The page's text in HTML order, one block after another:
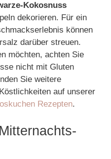
Kokosnuss
dekorieren. Für ein
können
darüber streuen.
möchten, achten Sie
nicht mit Gluten
Sie weitere
auf unserer
Rezepten.